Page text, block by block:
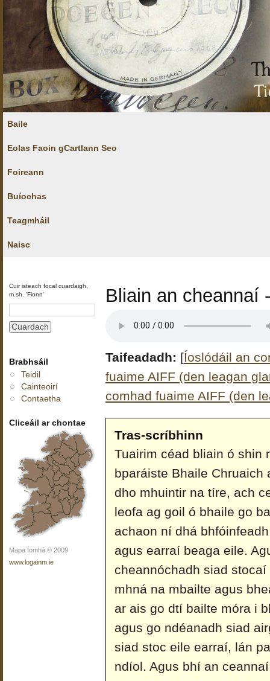
Baile
Eolas Faoin gCartlann Seo
Foireann
Buíochas
Teagmháil
Naisc
Cuir isteach focal cuardaigh,
m.sh. 'Fionn'
Brabhsáil
Teidil
Cainteoirí
Contaetha
Cliceáil ar chontae
Mapa Íomhá © 2009
www.logainm.ie
Bliain an cheannaí
Taifeadadh: [Íoslódáil an
fuaime AIFF (den leagan
comhad fuaime AIFF (den
Tras-scríbhinn
Tuairim céad bliain ó shin
bparáiste Bhaile
dho mhuintir na tíre, ach
leofa ag goil ó bhaile go
achaon ní dhá
agus earraí beaga eile.
cheannóchadh siad
mhná na mbailte agus
ar ais go dtí bailte móra i
agus go ndéanadh siad
siad stoc eile earraí, lán
ndíol. Agus bhí an